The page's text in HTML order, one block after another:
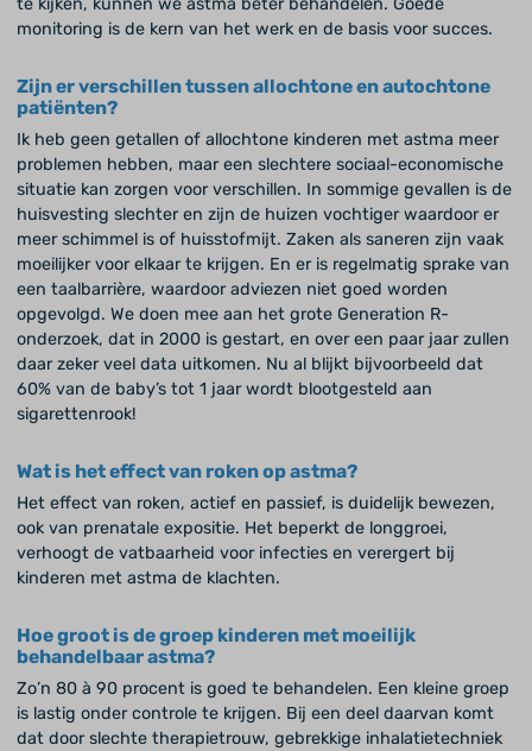
te kijken, kunnen we astma beter behandelen. Goede
monitoring is de kern van het werk en de basis voor succes.
Zijn er verschillen tussen allochtone en autochtone
patiënten?
Ik heb geen getallen of allochtone kinderen met astma meer
problemen hebben, maar een slechtere sociaal-economische
situatie kan zorgen voor verschillen. In sommige gevallen is de
huisvesting slechter en zijn de huizen vochtiger waardoor er
meer schimmel is of huisstofmijt. Zaken als saneren zijn vaak
moeilijker voor elkaar te krijgen. En er is regelmatig sprake van
een taalbarrière, waardoor adviezen niet goed worden
opgevolgd. We doen mee aan het grote Generation R-
onderzoek, dat in 2000 is gestart, en over een paar jaar zullen
daar zeker veel data uitkomen. Nu al blijkt bijvoorbeeld dat
60% van de baby’s tot 1 jaar wordt blootgesteld aan
sigarettenrook!
Wat is het effect van roken op astma?
Het effect van roken, actief en passief, is duidelijk bewezen,
ook van prenatale expositie. Het beperkt de longgroei,
verhoogt de vatbaarheid voor infecties en verergert bij
kinderen met astma de klachten.
Hoe groot is de groep kinderen met moeilijk
behandelbaar astma?
Zo’n 80 à 90 procent is goed te behandelen. Een kleine groep
is lastig onder controle te krijgen. Bij een deel daarvan komt
dat door slechte therapietrouw, gebrekkige inhalatietechniek